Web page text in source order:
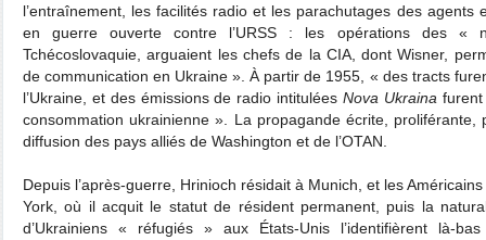
l’entraînement, les facilités radio et les parachutages des agents
en guerre ouverte contre l’URSS : les opérations des «
Tchécoslovaquie, arguaient les chefs de la CIA, dont Wisner,
de communication en Ukraine ». À partir de 1955, « des tracts
l’Ukraine, et des émissions de radio intitulées Nova Ukraina
consommation ukrainienne ». La propagande écrite,
diffusion des pays alliés de Washington et de l’OTAN.
Depuis l’après-guerre, Hrinioch résidait à Munich, et les
York, où il acquit le statut de résident permanent, puis la
d’Ukrainiens « réfugiés » aux États-Unis l’identifièrent là-